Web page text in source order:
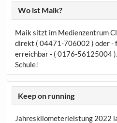
Wo ist Maik?
Maik sitzt im Medienzentrum
direkt ( 04471-706002 ) oder -
erreichbar - ( 0176-56125004
Schule!
Keep on running
Jahreskilometerleistung 2022